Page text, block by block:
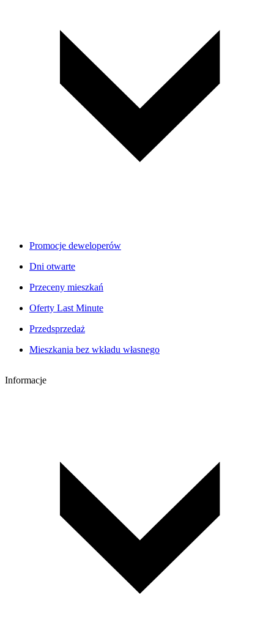
Promocje deweloperów
Dni otwarte
Przeceny mieszkań
Oferty Last Minute
Przedsprzedaż
Mieszkania bez wkładu własnego
Informacje